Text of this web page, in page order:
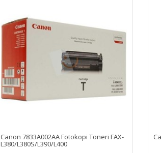
Canon 7833A002AA Fotokopi Toneri FAX-
L380/L380S/L390/L400